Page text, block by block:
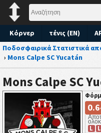
Κόρνερ τένις (EN)
Ποδοσφαιρικά Στατιστικά
› Mons Calpe SC Yucatán
Mons Calpe SC
L
L